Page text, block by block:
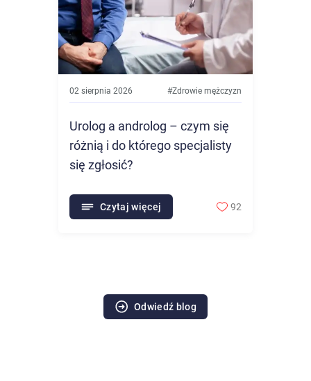
02 sierpnia 2026 #Zdrowie mężczyzn
Urolog a androlog – czym się
różnią i do którego specjalisty
się zgłosić?
Czytaj więcej 92
Odwiedź blog